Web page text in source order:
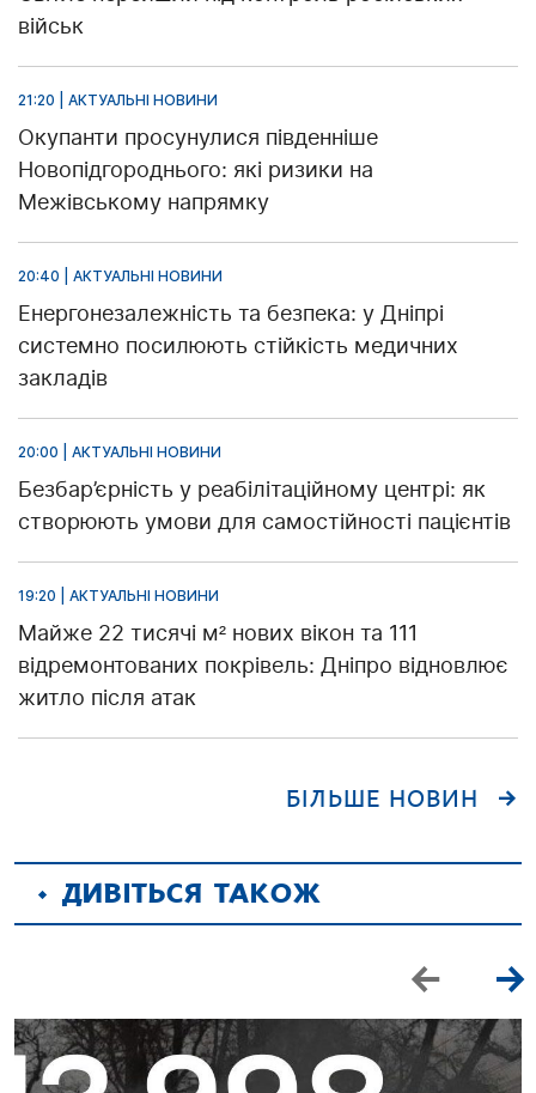
військ
21:20 | АКТУАЛЬНІ НОВИНИ
Окупанти просунулися південніше
Новопідгороднього: які ризики на
Межівському напрямку
20:40 | АКТУАЛЬНІ НОВИНИ
Енергонезалежність та безпека: у Дніпрі
системно посилюють стійкість медичних
закладів
20:00 | АКТУАЛЬНІ НОВИНИ
Безбар’єрність у реабілітаційному центрі: як
створюють умови для самостійності пацієнтів
19:20 | АКТУАЛЬНІ НОВИНИ
Майже 22 тисячі м² нових вікон та 111
відремонтованих покрівель: Дніпро відновлює
житло після атак
БІЛЬШЕ НОВИН
ДИВІТЬСЯ ТАКОЖ